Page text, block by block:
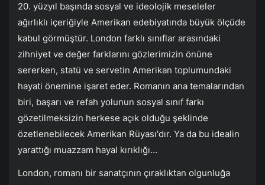
20. yüzyıl başında sosyal ve ideolojik meseleler
ağırlıklı içeriğiyle Amerikan edebiyatında büyük ölçüde
kabul görmüştür. London farklı sınıflar arasındaki
zihniyet ve değer farklarını gözlerimizin önüne
sererken, statü ve servetin Amerikan toplumundaki
hayati önemine işaret eder. Romanın ana temalarından
biri, başarı ve refah yolunun sosyal sınıf farkı
gözetilmeksizin herkese açık olduğu şeklinde
özetlenebilecek Amerikan Rüyası'dır. Ya da bu idealin
yarattığı muazzam hayal kırıklığı…
London, romanı bir sanatçının çıraklıktan olgunluğa